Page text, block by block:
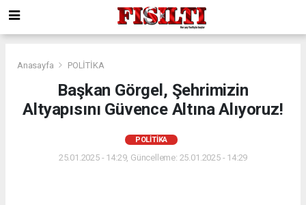
Anasayfa POLİTİKA
Başkan Görgel, Şehrimizin
Altyapısını Güvence Altına Alıyoruz!
POLİTİKA
25.01.2025 - 14:29, Güncelleme: 25.01.2025 - 14:29